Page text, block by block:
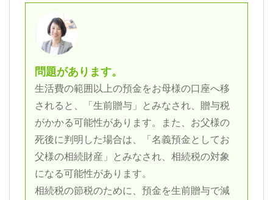
問題があります。
生活費の範囲以上の預金をお母様の口座へ移
されると、「生前贈与」とみなされ、贈与税
がかかる可能性があります。また、お父様の
死後に判明した場合は、「名義預金としてお
父様の相続財産」とみなされ、相続税の対象
になる可能性があります。
相続税の節税のために、預金を生前贈与で減